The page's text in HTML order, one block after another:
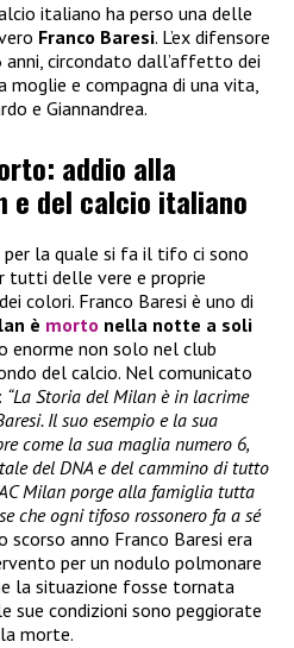
italiano ha perso una delle
Franco Baresi. L’ex difensore
circondato dall’affetto dei
moglie e compagna di una vita,
e Giannandrea.
addio alla
e del calcio italiano
per la quale si fa il tifo ci sono
tutti delle vere e proprie
colori. Franco Baresi è uno di
è morto nella notte a soli
enorme non solo nel club
del calcio. Nel comunicato
“La Storia del Milan è in lacrime
Il suo esempio e la sua
come la sua maglia numero 6,
del DNA e del cammino di tutto
Milan porge alla famiglia tutta
che ogni tifoso rossonero fa a sé
scorso anno Franco Baresi era
per un nodulo polmonare
la situazione fosse tornata
sue condizioni sono peggiorate
morte.